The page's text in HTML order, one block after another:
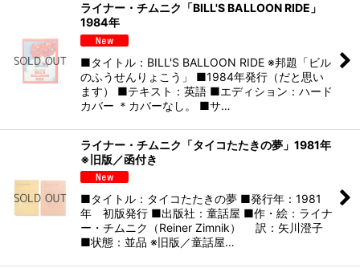
ライナー・チムニク「BILL'S BALLOON RIDE」
1984年
■タイトル：BILL'S BALLOON RIDE ※邦題「ビル
のふうせんりょこう」 ■1984年発行（だと思い
ます） ■テキスト：英語 ■エディション：ハード
カバー ＊カバーなし。 ■サ…
ライナー・チムニク「タイコたたきの夢」1981年
※旧版／函付き
■タイトル：タイコたたきの夢 ■発行年：1981
年 初版発行 ■出版社：童話屋 ■作・絵：ライナ
ー・チムニク（Reiner Zimnik） 訳：矢川澄子
■状態：並品 ※旧版／童話屋…